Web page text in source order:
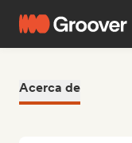
Acerca de